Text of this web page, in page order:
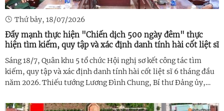
Thứ bảy, 18/07/2026
Đẩy mạnh thực hiện "Chiến dịch 500 ngày đêm" thực
hiện tìm kiếm, quy tập và xác định danh tính hài cốt liệt sĩ
Sáng 18/7, Quân khu 5 tổ chức Hội nghị sơ kết công tác tìm
kiếm, quy tập và xác định danh tính hài cốt liệt sĩ 6 tháng đầu
năm 2026. Thiếu tướng Lương Đình Chung, Bí thư Đảng ủy,
Minh Trọng, ...